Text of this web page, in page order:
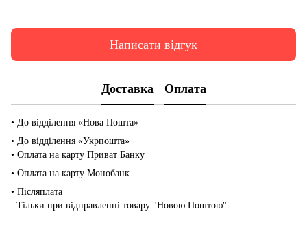
Написати відгук
Доставка Оплата
• До відділення «Нова Пошта»
• До відділення «Укрпошта»
• Оплата на карту Приват Банку
• Оплата на карту Монобанк
• Післяплата
Тільки при відправленні товару "Новою Поштою"